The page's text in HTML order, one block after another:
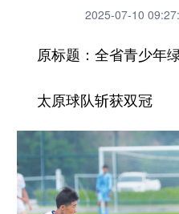
科技 科创
文化 书画
访谈 视频
法律 中央文件
食品 人居
2025-07-10
原标题：全省青少年
太原球队斩获双冠